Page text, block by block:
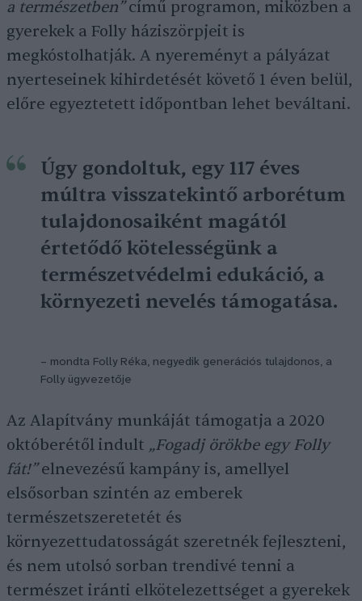
a természetben”című programon, miközben a
gyerekek a Folly háziszörpjeit is
megkóstolhatják. A nyereményt a pályázat
nyerteseinek kihirdetését követő 1 éven belül,
előre egyeztetett időpontban lehet beváltani.
Úgy gondoltuk, egy 117 éves
múltra visszatekintő arborétum
tulajdonosaiként magától
értetődő kötelességünk a
természetvédelmi edukáció, a
környezeti nevelés támogatása.
– mondta Folly Réka, negyedik generációs tulajdonos, a
Folly ügyvezetője
Az Alapítvány munkáját támogatja a 2020
októberétől indult „Fogadj örökbe egy Folly
fát!”elnevezésű kampány is, amellyel
elsősorban szintén az emberek
természetszeretetét és
környezettudatosságát szeretnék fejleszteni,
és nem utolsó sorban trendivé tenni a
természet iránti elkötelezettséget a gyerekek